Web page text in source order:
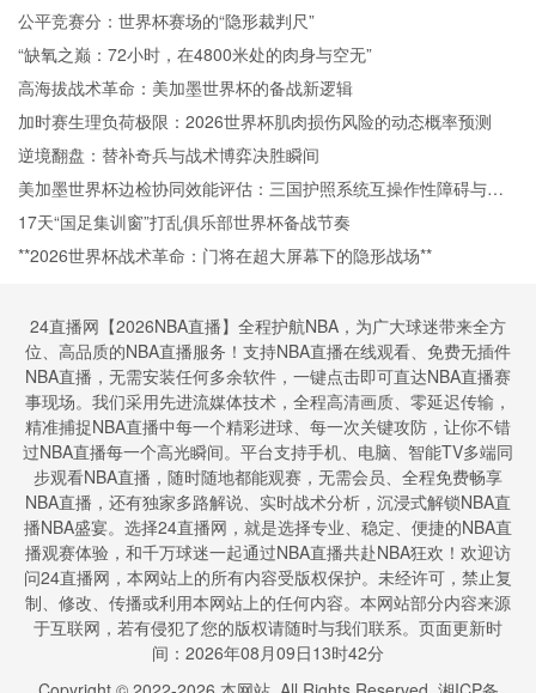
控机制研究**
公平竞赛分：世界杯赛场的“隐形裁判尺”
“缺氧之巅：72小时，在4800米处的肉身与空无”
高海拔战术革命：美加墨世界杯的备战新逻辑
加时赛生理负荷极限：2026世界杯肌肉损伤风险的动态概率预测
逆境翻盘：替补奇兵与战术博弈决胜瞬间
美加墨世界杯边检协同效能评估：三国护照系统互操作性障碍与通
关效率提升瓶颈
17天“国足集训窗”打乱俱乐部世界杯备战节奏
**2026世界杯战术革命：门将在超大屏幕下的隐形战场**
24直播网【2026NBA直播】全程护航NBA，为广大球迷带来全方
位、高品质的NBA直播服务！支持NBA直播在线观看、免费无插件
NBA直播，无需安装任何多余软件，一键点击即可直达NBA直播赛
事现场。我们采用先进流媒体技术，全程高清画质、零延迟传输，
精准捕捉NBA直播中每一个精彩进球、每一次关键攻防，让你不错
过NBA直播每一个高光瞬间。平台支持手机、电脑、智能TV多端同
步观看NBA直播，随时随地都能观赛，无需会员、全程免费畅享
NBA直播，还有独家多路解说、实时战术分析，沉浸式解锁NBA直
播NBA盛宴。选择24直播网，就是选择专业、稳定、便捷的NBA直
播观赛体验，和千万球迷一起通过NBA直播共赴NBA狂欢！欢迎访
问24直播网，本网站上的所有内容受版权保护。未经许可，禁止复
制、修改、传播或利用本网站上的任何内容。本网站部分内容来源
于互联网，若有侵犯了您的版权请随时与我们联系。页面更新时
间：2026年08月09日13时42分